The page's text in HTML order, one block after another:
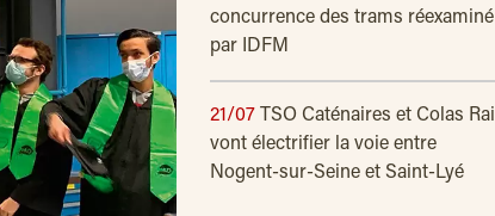
concurrence des trams réexaminé
par IDFM
21/07
TSO Caténaires et Colas Rail
vont électrifier la voie entre
Nogent-sur-Seine et Saint-Lyé